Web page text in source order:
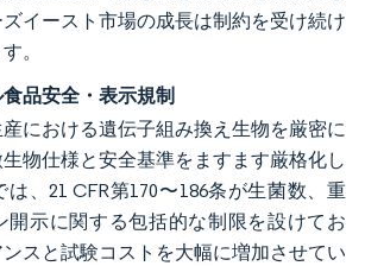
イースト市場の成長は制約を受け続け
。
品安全・表示規制
における遺伝子組み換え生物を厳密に
物仕様と安全基準をますます厳格化し
、21 CFR第170〜186条が生菌数、重
開示に関する包括的な制限を設けてお
スと試験コストを大幅に増加させてい